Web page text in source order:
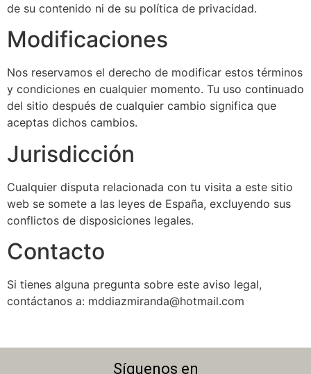
de su contenido ni de su política de privacidad.
Modificaciones
Nos reservamos el derecho de modificar estos términos
y condiciones en cualquier momento. Tu uso continuado
del sitio después de cualquier cambio significa que
aceptas dichos cambios.
Jurisdicción
Cualquier disputa relacionada con tu visita a este sitio
web se somete a las leyes de España, excluyendo sus
conflictos de disposiciones legales.
Contacto
Si tienes alguna pregunta sobre este aviso legal,
contáctanos a: mddiazmiranda@hotmail.com
Síguenos en